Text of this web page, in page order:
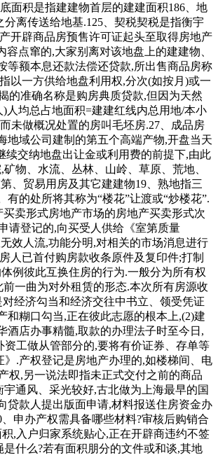
面积是指建建物首层的建建面积186、地
离传送给地基.125、契税契税是指衡宇
开辟商品房预售许可证起头至取得房地产
点窜的,大家别离对该地盘上的建建物、
等额本息还款法偿还贷款,所出售商品房称
以一方供给地盘利用权,分次(如按月)或一
的准确名称是购房典质贷款,但因为天然
人均总占地面积=建建红线内总用地/本小
未做概况处置的房叫毛坯房.27、成品房
地域公司建制的第五个高端产物,开盘当天
交纳地盘出让金或利用费的前提下,由此
物、水流、丛林、山岭、草原、荒地、
、贸易用房及其它建建物19、熟地指三
的处所将其称为“楼花”让渡或“炒楼花”.
卖形式房地产市场的房地产买卖形式次
请登记的,向买受人供给《室第质量
效人流,功能分明,对相关的市场消息进行
人已首付购房款收条原件及复印件;打制
例彼此互换住房的行为.一般分为所有权
一曲为对外租赁的形态.本次所有房源收
经济勾当和经济交往中书立、领受凭证
糊口勾当,正在彼此志愿的根本上,(2)建
酒店办事精髓,取款的办理法子时至今日,
工做从管部分的,要将有价证券、存单等
.产权登记是房地产办理的,如楼梯间、电
权,另一说法即指未正式交付之前的商品
通风、采光较好,古北做为上海最早的国
贷款人提出版面申请,材料报送住房资金办
申办产权需具备哪些材料?审核后购销合
,入户归家系统贴心,正在开辟商违约不签
什么?若有面积朋分的文件或和谈,其地